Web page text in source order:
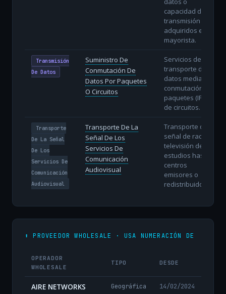
capacidad de
transmisión
adquiridos en
mayorista.
Transmisión
De Datos
Suministro De
Conmutación De
Datos Por Paquetes
O Circuitos
Servicios de
transporte de
datos mediante
conmutación de
paquetes (IP) o
de circuitos.
Transporte
De La Señal
De Los
Servicios De
Comunicación
Audiovisual
Transporte De La
Señal De Los
Servicios De
Comunicación
Audiovisual
Transporte de la
señal de radio y
televisión desde
estudios hasta
centros
emisores o
redistribuidores.
⬆️ PROVEEDOR WHOLESALE · USA NUMERACIÓN DE
OPERADOR
WHOLESALE
TIPO DESDE
AIRE NETWORKS
Geográfica 14/02/2024